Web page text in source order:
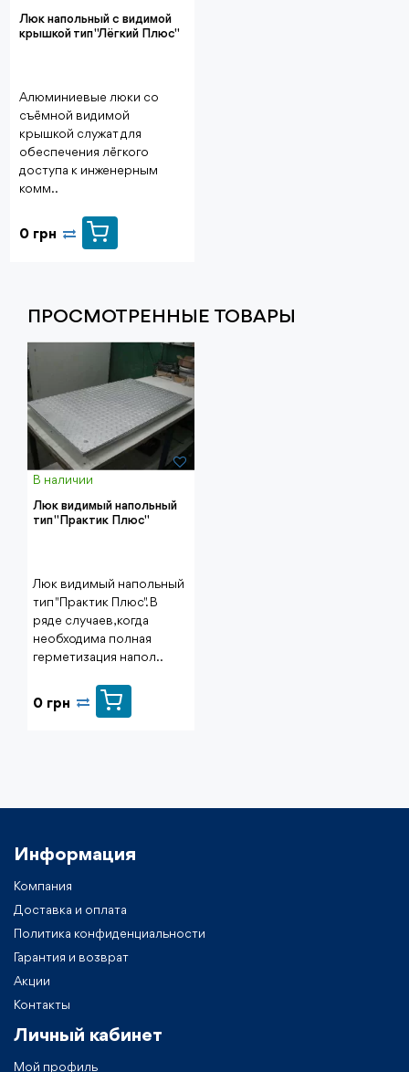
Люк напольный с видимой
крышкой тип "Лёгкий Плюс"
Алюминиевые люки со
съёмной видимой
крышкой служат для
обеспечения лёгкого
доступа к инженерным
комм..
0 грн
ПРОСМОТРЕННЫЕ ТОВАРЫ
В наличии
Люк видимый напольный
тип "Практик Плюс"
Люк видимый напольный
тип "Практик Плюс". В
ряде случаев, когда
необходима полная
герметизация напол..
0 грн
Информация
Компания
Доставка и оплата
Политика конфиденциальности
Гарантия и возврат
Акции
Контакты
Личный кабинет
Мой профиль